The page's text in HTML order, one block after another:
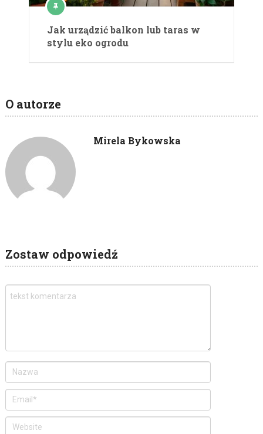
Jak urządzić balkon lub taras w
stylu eko ogrodu
O autorze
Mirela Bykowska
Zostaw odpowiedź